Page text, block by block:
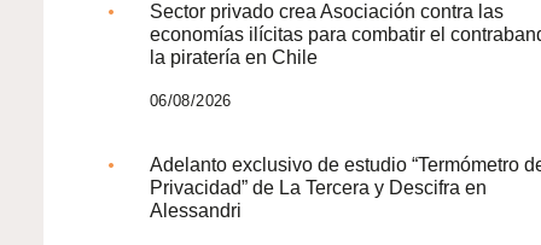
Sector privado crea Asociación contra las
economías ilícitas para combatir el
la piratería en Chile
06/08/2026
Adelanto exclusivo de estudio “Termómetro
Privacidad” de La Tercera y Descifra en
Alessandri